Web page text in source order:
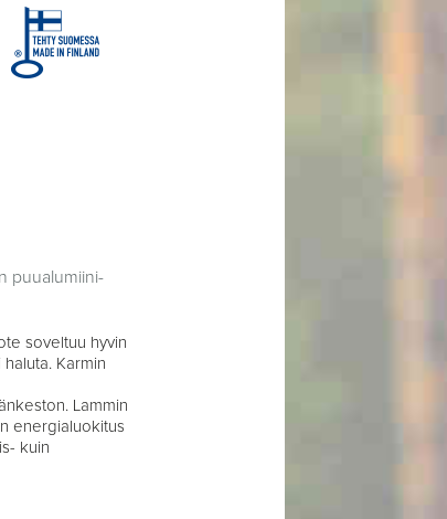
puualumiini-
soveltuu hyvin
Karmin
Lammin
energialuokitus
kuin